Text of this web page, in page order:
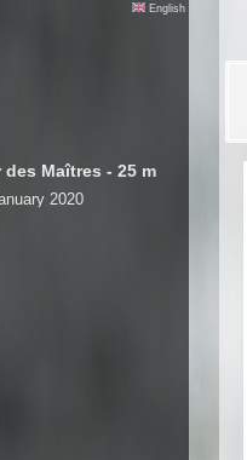
English
Maîtres - 25 m
2020